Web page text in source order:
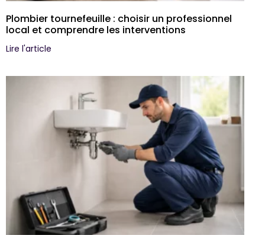
Plombier tournefeuille : choisir un professionnel
local et comprendre les interventions
Lire l'article